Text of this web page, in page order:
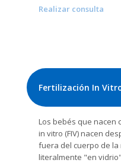
Realizar consulta
Fertilización In
Los bebés que nacen
in vitro (FIV) nacen
fuera del cuerpo de la
literalmente "en